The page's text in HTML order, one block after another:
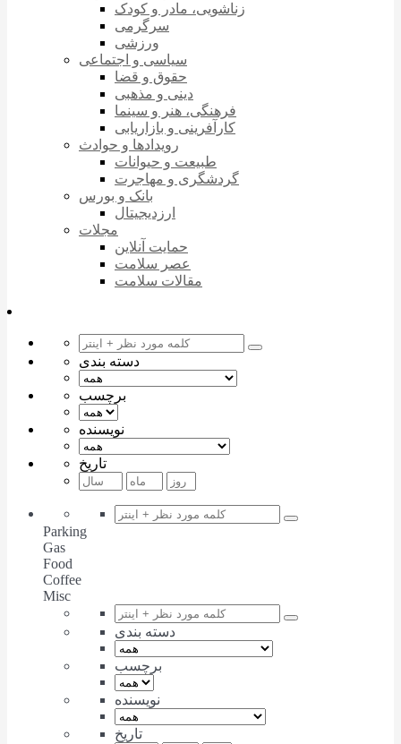
زناشویی، مادر و کودک
سرگرمی
ورزشی
سیاسی و اجتماعی
حقوق و قضا
دینی و مذهبی
فرهنگی، هنر و سینما
کارآفرینی و بازاریابی
رویدادها و حوادث
طبیعت و حیوانات
گردشگری و مهاجرت
بانک و بورس
ارزدیجیتال
مجلات
حمایت آنلاین
عصر سلامت
مقالات سلامت
دسته بندی
برچسب
نویسنده
تاریخ
Parking
Gas
Food
Coffee
Misc
دسته بندی
برچسب
نویسنده
تاریخ